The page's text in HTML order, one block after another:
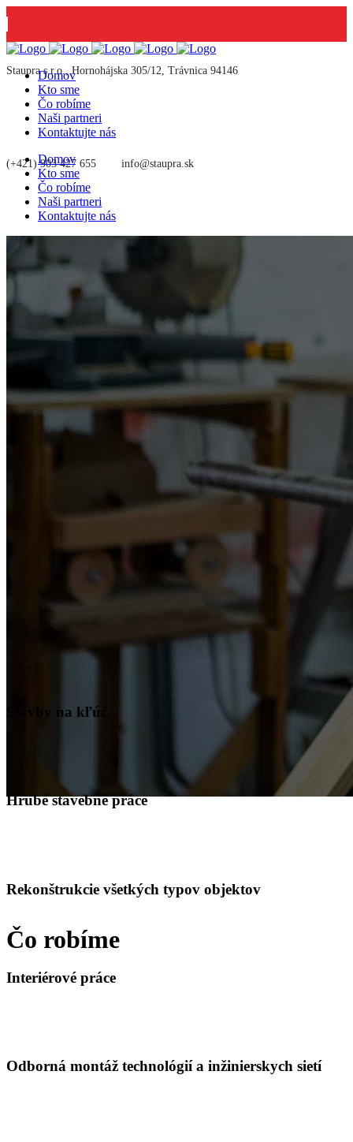
Staupra s.r.o., Hornohájska 305/12, Trávnica 94146
(+421) 903 427 655 info@staupra.sk
Domov
Kto sme
Čo robíme
Naši partneri
Kontaktujte nás
Domov
Kto sme
Čo robíme
Naši partneri
Kontaktujte nás
Čo robíme
Stavby na kľúč
Hrubé stavebné práce
Rekonštrukcie všetkých typov objektov
Interiérové práce
Odborná montáž technológií a inžinierskych sietí